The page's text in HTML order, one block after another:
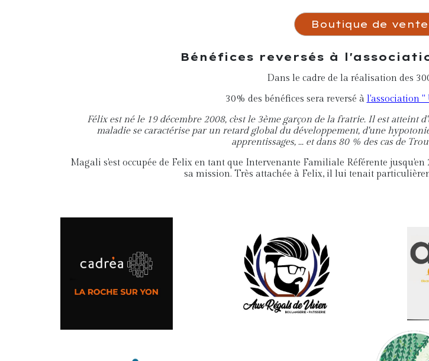
Boutique de
Bénéfices reversés à
Dans le cadre de la réalisation des
30% des bénéfices sera reversé à l'association
Félix est né le 19 décembre 2008, c'est le 3ème garçon de la fratrie. Il est atteint
maladie se caractérise par un retard global du développement, d'une
apprentissages, ... et dans 80 % des cas de
Magali s'est occupée de Felix en tant que Intervenante Familiale Référente
sa mission. Très attachée à Felix, il lui tenait